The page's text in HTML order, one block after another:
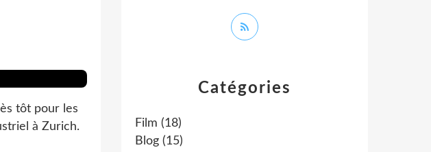
tôt pour les
à Zurich.
Catégories
Film (18)
Blog (15)